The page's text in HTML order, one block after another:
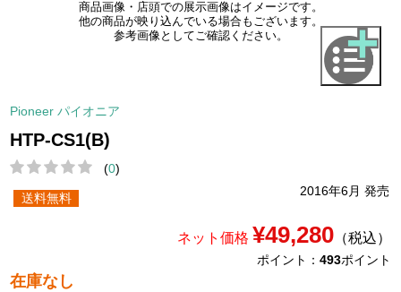
商品画像・店頭での展示画像はイメージです。
他の商品が映り込んでいる場合もございます。
参考画像としてご確認ください。
Pioneer パイオニア
HTP-CS1(B)
(0)
2016年6月 発売
送料無料
ネット価格 ¥49,280（税込）
ポイント： 493ポイント
在庫なし